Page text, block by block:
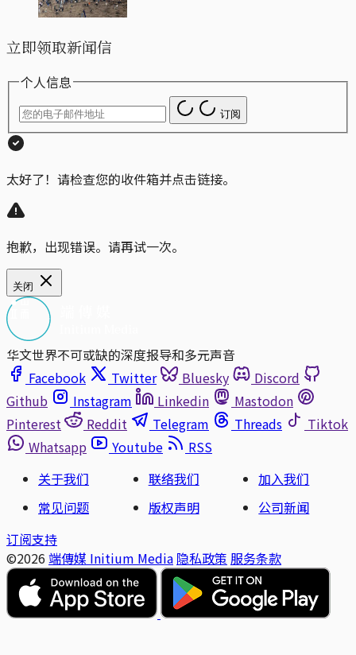
立即领取新闻信
个人信息
订阅
太好了！请检查您的收件箱并点击链接。
抱歉，出现错误。请再试一次。
关闭
华文世界不可或缺的深度报导和多元声音
Facebook
Twitter Bluesky
Discord
Github
Instagram Linkedin
Mastodon
Pinterest
Reddit Telegram Threads
Tiktok
Whatsapp
Youtube
RSS
关于我们
联络我们
加入我们
常见问题
版权声明
公司新闻
订阅支持
©2026 端傳媒 Initium Media 隐私政策 服务条款